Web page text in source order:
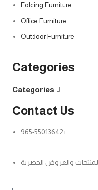
Folding Furniture
Office Furniture
Outdoor Furniture
Categories
Categories
Contact Us
965-55013642+